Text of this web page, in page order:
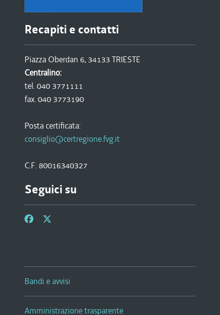
Recapiti e contatti
Piazza Oberdan 6, 34133 TRIESTE
Centralino:
tel. 040 3771111
fax. 040 3773190
Posta certificata:
consiglio@certregione.fvg.it
C.F. 80016340327
Seguici su
Bandi e avvisi
Amministrazione trasparente